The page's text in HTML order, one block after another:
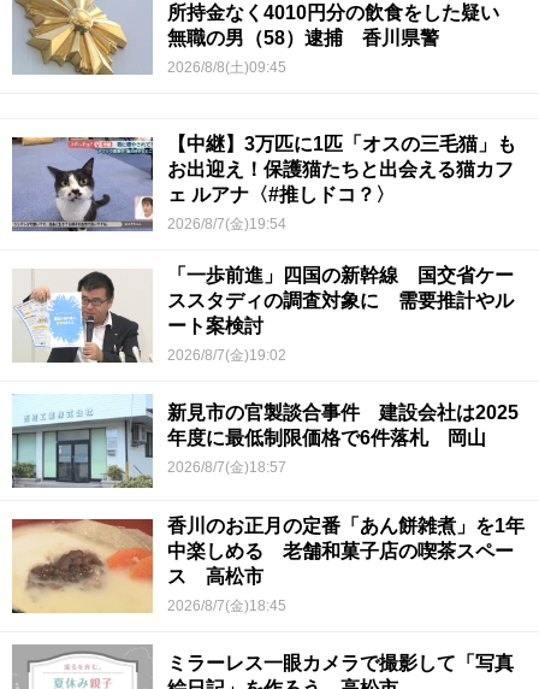
所持金なく4010円分の飲食をした疑い
無職の男（58）逮捕 香川県警
2026/8/8(土)09:45
【中継】3万匹に1匹「オスの三毛猫」も
お出迎え！保護猫たちと出会える猫カフ
ェ ルアナ〈#推しドコ？〉
2026/8/7(金)19:54
「一歩前進」四国の新幹線 国交省ケー
ススタディの調査対象に 需要推計やル
ート案検討
2026/8/7(金)19:02
新見市の官製談合事件 建設会社は2025
年度に最低制限価格で6件落札 岡山
2026/8/7(金)18:57
香川のお正月の定番「あん餅雑煮」を1年
中楽しめる 老舗和菓子店の喫茶スペー
ス 高松市
2026/8/7(金)18:45
ミラーレス一眼カメラで撮影して「写真